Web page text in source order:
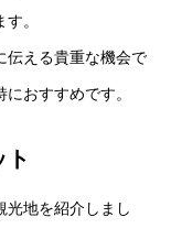
。
伝える貴重な機会で
おすすめです。
ト
光地を紹介しまし